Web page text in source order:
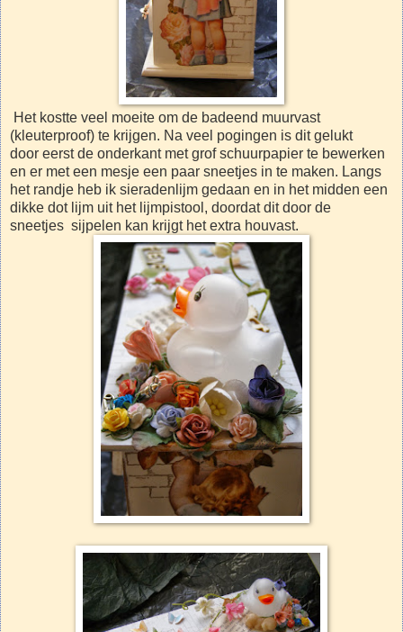
Het kostte veel moeite om de badeend muurvast
(kleuterproof) te krijgen. Na veel pogingen is dit gelukt
door eerst de onderkant met grof schuurpapier te bewerken
en er met een mesje een paar sneetjes in te maken. Langs
het randje heb ik sieradenlijm gedaan en in het midden een
dikke dot lijm uit het lijmpistool, doordat dit door de
sneetjes sijpelen kan krijgt het extra houvast.